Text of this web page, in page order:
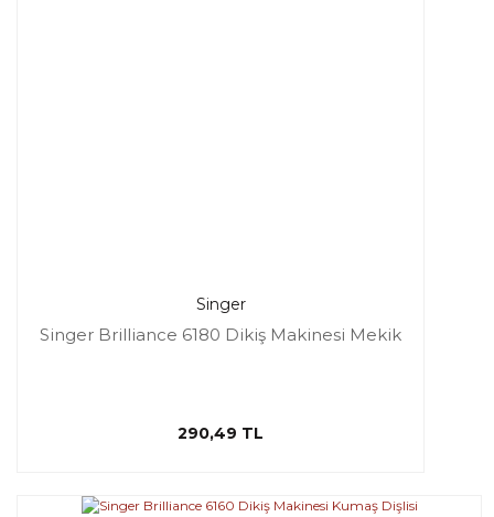
Singer
Singer Brilliance 6180 Dikiş Makinesi Mekik
290,49 TL